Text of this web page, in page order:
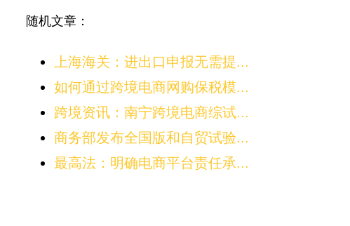
随机文章：
上海海关：进出口申报无需提...
如何通过跨境电商网购保税模...
跨境资讯：南宁跨境电商综试...
商务部发布全国版和自贸试验...
最高法：明确电商平台责任承...